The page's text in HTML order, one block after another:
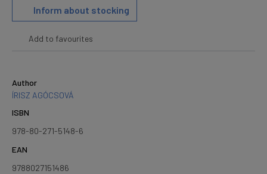
Inform about stocking
Add to favourites
Author
ÍRISZ AGÓCSOVÁ
ISBN
978-80-271-5148-6
EAN
9788027151486